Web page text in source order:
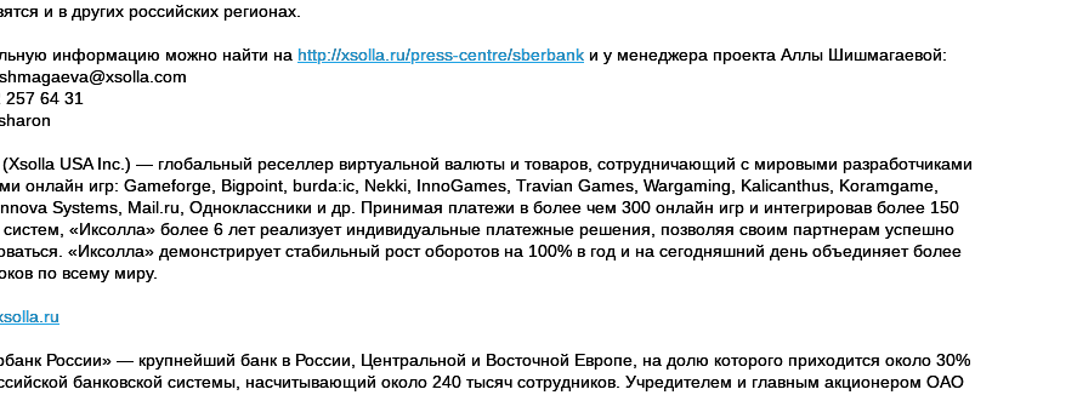
и в других российских регионах.
информацию можно найти на http://xsolla.ru/press-centre/sberbank и у менеджера проекта Аллы Шишмагаевой:
257 64 31
USA Inc.) — глобальный реселлер виртуальной валюты и товаров, сотрудничающий с мировыми разработчиками
онлайн игр: Gameforge, Bigpoint, burda:ic, Nekki, InnoGames, Travian Games, Wargaming, Kalicanthus, Koramgame,
Systems, Mail.ru, Одноклассники и др. Принимая платежи в более чем 300 онлайн игр и интегрировав более 150
«Иксолла» более 6 лет реализует индивидуальные платежные решения, позволяя своим партнерам успешно
«Иксолла» демонстрирует стабильный рост оборотов на 100% в год и на сегодняшний день объединяет более
по всему миру.
России» — крупнейший банк в России, Центральной и Восточной Европе, на долю которого приходится около 30%
банковской системы, насчитывающий около 240 тысяч сотрудников. Учредителем и главным акционером ОАО